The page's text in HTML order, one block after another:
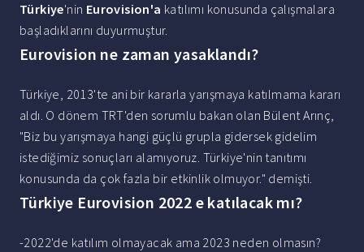
Türkiye'nin Eurovision'a katılımı konusunda çalışmalara
başladıklarını duyurmuştur.
Eurovision ne zaman yasaklandı?
Türkiye, 2013'te ani bir kararla yarışmaya katılmama kararı
aldı. O dönem TRT'den sorumlu bakan olan Bülent Arınç,
"Biz bu yarışmaya hangi güçlü grupla gidersek gidelim
istediğimiz sonuçları alamıyoruz. Türkiye'nin tanıtımı
konusunda da çok fazla bir etkinlik olmuyor." demişti.
Türkiye Eurovision 2022 e katılacak mı?
-2022'de katılım olmayacak ama 2023 neden olmasın?